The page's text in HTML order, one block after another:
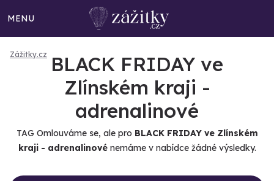
MENU
Zážitky.cz
BLACK FRIDAY ve
Zlínském kraji -
adrenalinové
TAG Omlouváme se, ale pro BLACK FRIDAY ve Zlínském
kraji - adrenalinovénemáme v nabídce žádné výsledky.